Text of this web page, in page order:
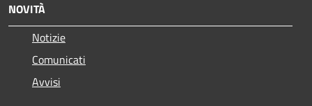
NOVITÀ
Notizie
Comunicati
Avvisi